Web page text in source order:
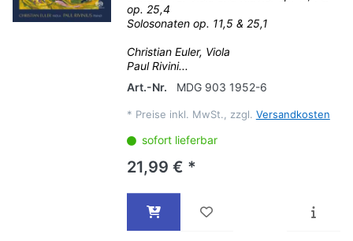
op. 25,4
Solosonaten op. 11,5 & 25,1
Christian Euler, Viola
Paul Rivini...
Art.-Nr.
MDG 903 1952-6
* Preise inkl. MwSt., zzgl. Versandkosten
sofort lieferbar
21,99 € *